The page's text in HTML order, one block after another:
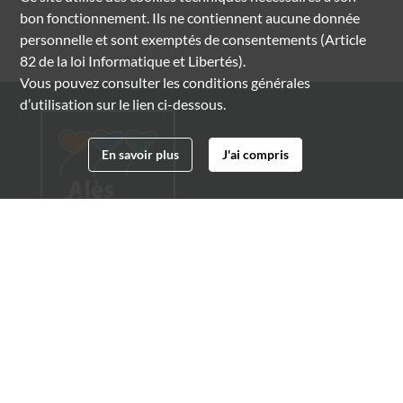
bon fonctionnement. Ils ne contiennent aucune donnée
personnelle et sont exemptés de consentements (Article
82 de la loi Informatique et Libertés).
Vous pouvez consulter les conditions générales
d’utilisation sur le lien ci-dessous.
En savoir plus J'ai compris